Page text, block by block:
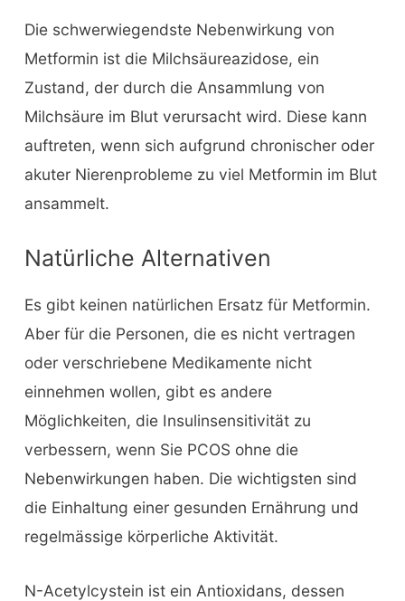
Die schwerwiegendste Nebenwirkung von
Metformin ist die Milchsäureazidose, ein
Zustand, der durch die Ansammlung von
Milchsäure im Blut verursacht wird. Diese kann
auftreten, wenn sich aufgrund chronischer oder
akuter Nierenprobleme zu viel Metformin im Blut
ansammelt.
Natürliche Alternativen
Es gibt keinen natürlichen Ersatz für Metformin.
Aber für die Personen, die es nicht vertragen
oder verschriebene Medikamente nicht
einnehmen wollen, gibt es andere
Möglichkeiten, die Insulinsensitivität zu
verbessern, wenn Sie PCOS ohne die
Nebenwirkungen haben. Die wichtigsten sind
die Einhaltung einer gesunden Ernährung und
regelmässige körperliche Aktivität.
N-Acetylcystein ist ein Antioxidans, dessen